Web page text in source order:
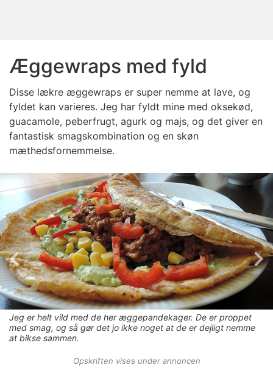
Æggewraps med fyld
Disse lækre æggewraps er super nemme at lave, og
fyldet kan varieres. Jeg har fyldt mine med oksekød,
guacamole, peberfrugt, agurk og majs, og det giver en
fantastisk smagskombination og en skøn
mæthedsfornemmelse.
Jeg er helt vild med de her æggepandekager. De er proppet
med smag, og så gør det jo ikke noget at de er dejligt nemme
at bikse sammen.
Opskriften vises under annoncen